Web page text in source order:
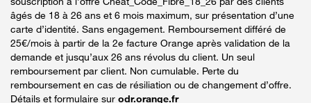
âgés de 18 à 26 ans et 6 mois maximum, sur présentation d’une
carte d’identité. Sans engagement. Remboursement différé de
25€/mois à partir de la 2e facture Orange après validation de la
demande et jusqu’aux 26 ans révolus du client. Un seul
remboursement par client. Non cumulable. Perte du
remboursement en cas de résiliation ou de changement d’offre.
Détails et formulaire sur odr.orange.fr